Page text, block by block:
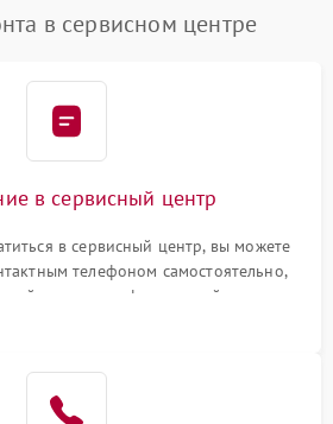
в сервисном центре
в сервисный центр
в сервисный центр, вы можете
телефоном самостоятельно,
свой номер телефона на сайте